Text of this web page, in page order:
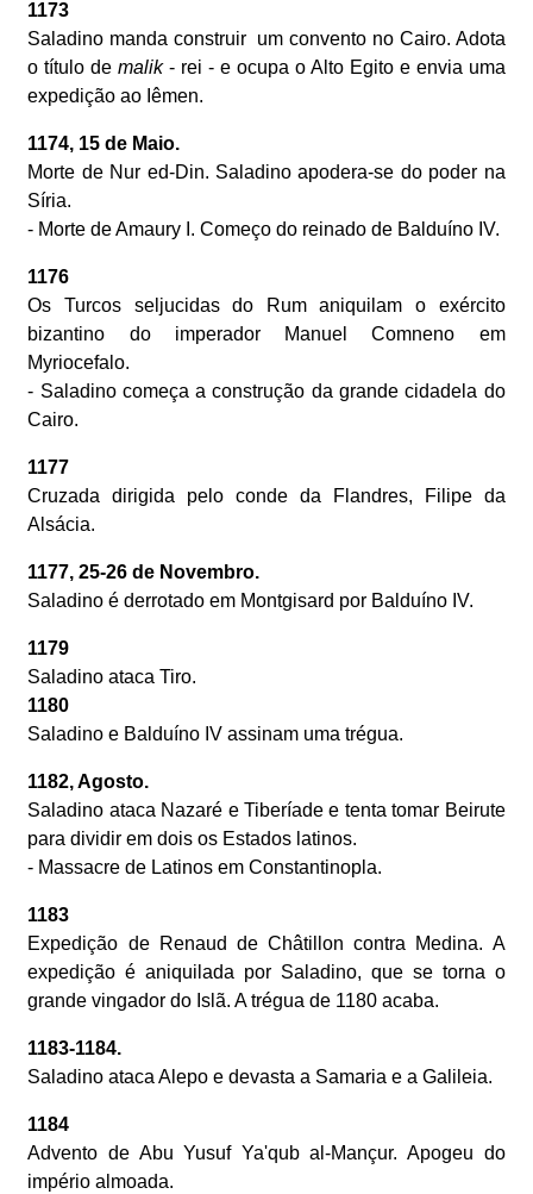
1173
Saladino manda construir um convento no Cairo. Adota
o título demalik- rei - e ocupa o Alto Egito e envia uma
expedição ao Iêmen.
1174, 15 de Maio.
Morte de Nur ed-Din. Saladino apodera-se do poder na
Síria.
- Morte de Amaury I. Começo do reinado de Balduíno IV.
1176
Os Turcos seljucidas do Rum aniquilam o exército
bizantino do imperador Manuel Comneno em
Myriocefalo.
- Saladino começa a construção da grande cidadela do
Cairo.
1177
Cruzada dirigida pelo conde da Flandres, Filipe da
Alsácia.
1177, 25-26 de Novembro.
Saladino é derrotado em Montgisard por Balduíno IV.
1179
Saladino ataca Tiro.
1180
Saladino e Balduíno IV assinam uma trégua.
1182, Agosto.
Saladino ataca Nazaré e Tiberíade e tenta tomar Beirute
para dividir em dois os Estados latinos.
- Massacre de Latinos em Constantinopla.
1183
Expedição de Renaud de Châtillon contra Medina. A
expedição é aniquilada por Saladino, que se torna o
grande vingador do Islã. A trégua de 1180 acaba.
1183-1184.
Saladino ataca Alepo e devasta a Samaria e a Galileia.
1184
Advento de Abu Yusuf Ya'qub al-Mançur. Apogeu do
império almoada.